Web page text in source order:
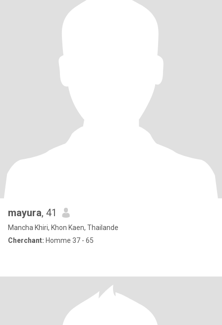
mayura, 41
Mancha Khiri, Khon Kaen, Thailande
Cherchant: Homme 37 - 65